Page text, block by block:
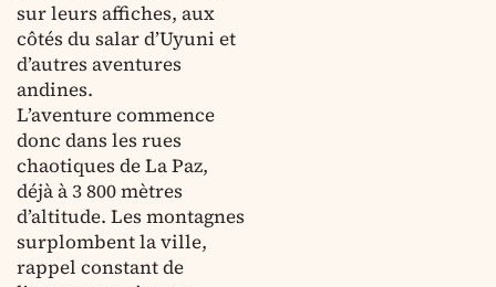
sur leurs affiches, aux
côtés du salar d’Uyuni et
d’autres aventures
andines.
L’aventure commence
donc dans les rues
chaotiques de La Paz,
déjà à 3 800 mètres
d’altitude. Les montagnes
surplombent la ville,
rappel constant de